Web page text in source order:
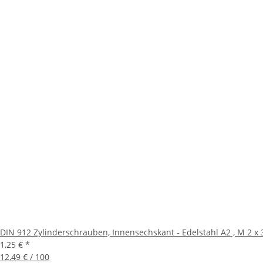
DIN 912 Zylinderschrauben, Innensechskant - Edelstahl A2 , M 2 x
1,25 € *
12,49 € / 100